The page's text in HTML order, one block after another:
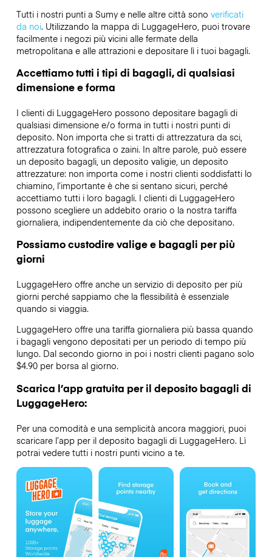
Tutti i nostri punti a Sumy e nelle altre città sono verificati
da noi. Utilizzando la mappa di LuggageHero, puoi trovare
facilmente i negozi più vicini alle fermate della
metropolitana e alle attrazioni e depositare lì i tuoi bagagli.
Accettiamo tutti i tipi di bagagli, di qualsiasi
dimensione e forma
I clienti di LuggageHero possono depositare bagagli di
qualsiasi dimensione e/o forma in tutti i nostri punti di
deposito. Non importa che si tratti di attrezzatura da sci,
attrezzatura fotografica o zaini. In altre parole, può essere
un deposito bagagli, un deposito valigie, un deposito
attrezzature: non importa come i nostri clienti soddisfatti lo
chiamino, l’importante è che si sentano sicuri, perché
accettiamo tutti i loro bagagli. I clienti di LuggageHero
possono scegliere un addebito orario o la nostra tariffa
giornaliera, indipendentemente da ciò che depositano.
Possiamo custodire valige e bagagli per più
giorni
LuggageHero offre anche un servizio di deposito per più
giorni perché sappiamo che la flessibilità è essenziale
quando si viaggia.
LuggageHero offre una tariffa giornaliera più bassa quando
i bagagli vengono depositati per un periodo di tempo più
lungo. Dal secondo giorno in poi i nostri clienti pagano solo
$4.90 per borsa al giorno.
Scarica l’app gratuita per il deposito bagagli di
LuggageHero:
Per una comodità e una semplicità ancora maggiori, puoi
scaricare l’app per il deposito bagagli di LuggageHero. Lì
potrai vedere tutti i nostri punti vicino a te.